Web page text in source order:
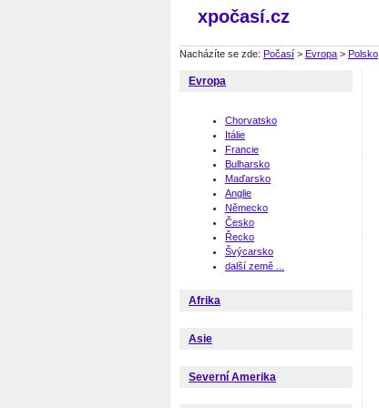
xpočasí.cz
Nacházíte se zde: Počasí > Evropa > Polsko
Evropa
Chorvatsko
Itálie
Francie
Bulharsko
Maďarsko
Anglie
Německo
Česko
Řecko
Švýcarsko
další země ...
Afrika
Asie
Severní Amerika